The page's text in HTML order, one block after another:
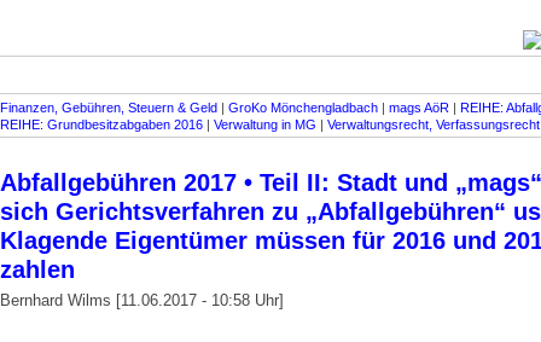
Finanzen, Gebühren, Steuern & Geld | GroKo Mönchengladbach | mags AöR | REIHE:
REIHE: Grundbesitzabgaben 2016 | Verwaltung in MG | Verwaltungsrecht, Verfassungsrecht
Abfallgebühren 2017 • Teil II: Stadt und
sich Gerichtsverfahren zu „Abfallgebühren“
Klagende Eigentümer müssen für 2016 und
zahlen
Bernhard Wilms [11.06.2017 - 10:58 Uhr]